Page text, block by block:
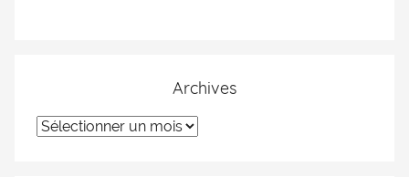
Archives